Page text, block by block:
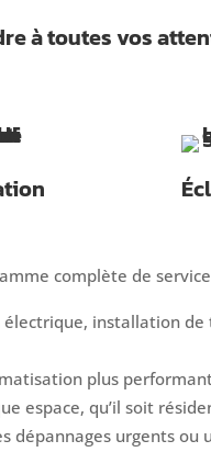
à toutes vos
complète de
installation
plus
espace, qu’il soit
dépannages urgents